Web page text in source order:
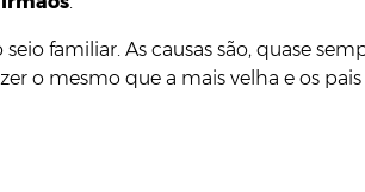
familiar. As causas são, quase
o mesmo que a mais velha e os